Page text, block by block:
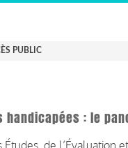
PUBLIC
handicapées : le
de l’Évaluation